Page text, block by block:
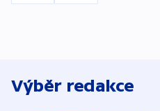
Výběr redakce